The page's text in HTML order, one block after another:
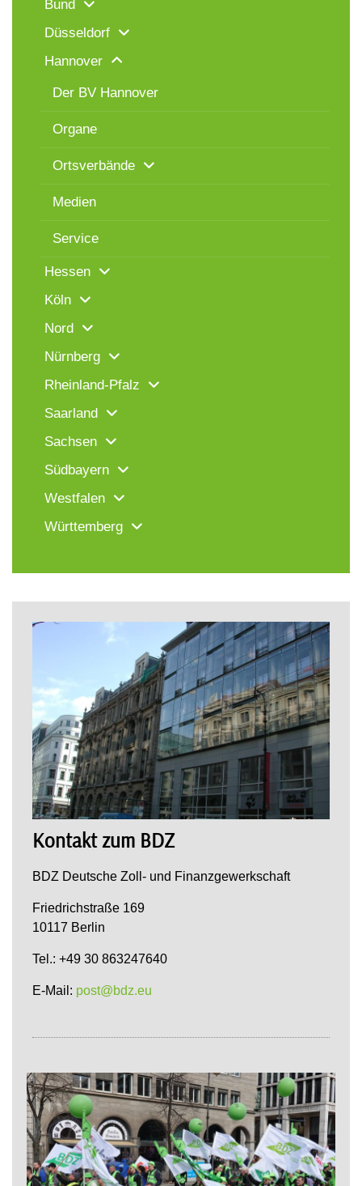
Bund
Düsseldorf
Hannover
Der BV Hannover
Organe
Ortsverbände
Medien
Service
Hessen
Köln
Nord
Nürnberg
Rheinland-Pfalz
Saarland
Sachsen
Südbayern
Westfalen
Württemberg
Kontakt zum BDZ
BDZ Deutsche Zoll- und Finanzgewerkschaft
Friedrichstraße 169
10117 Berlin
Tel.: +49 30 863247640
E-Mail: post@bdz.eu